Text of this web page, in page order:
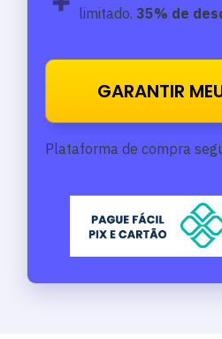
limitado. 35% de
GARANTIR
Plataforma de compra